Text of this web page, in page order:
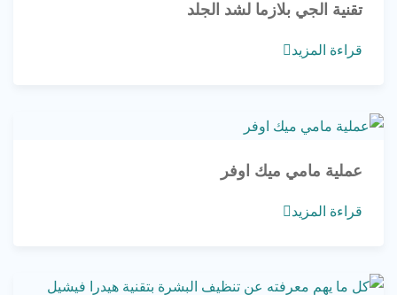
تقنية الجي بلازما لشد الجلد
قراءة المزيد
عملية مامي ميك اوفر
قراءة المزيد